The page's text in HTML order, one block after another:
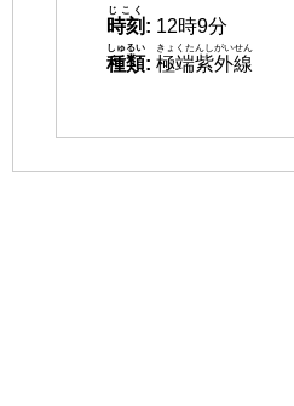
時刻
じこく
: 12時9分
種類
しゅるい
: 極端紫外線
きょくたんしがいせん